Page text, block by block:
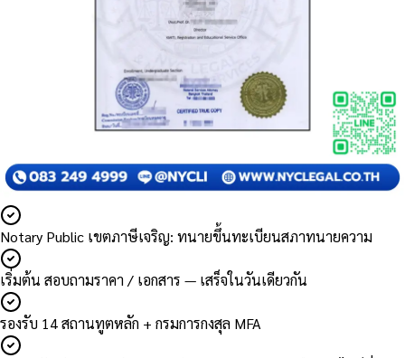
Notary Public เขตภาษีเจริญ: ทนายขึ้นทะเบียนสภาทนายความ
เริ่มต้น สอบถามราคา / เอกสาร — เสร็จในวันเดียวกัน
รองรับ 14 สถานทูตหลัก + กรมการกงสุล MFA